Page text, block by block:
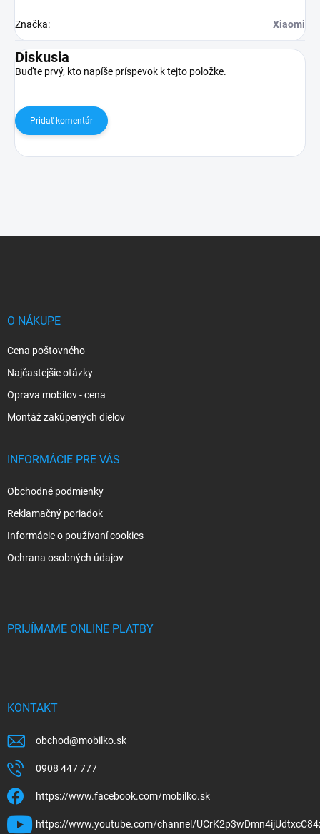
Značka: Xiaomi
Diskusia
Buďte prvý, kto napíše príspevok k tejto položke.
Pridať komentár
O NÁKUPE
Cena poštovného
Najčastejšie otázky
Oprava mobilov - cena
Montáž zakúpených dielov
INFORMÁCIE PRE VÁS
Obchodné podmienky
Reklamačný poriadok
Informácie o používaní cookies
Ochrana osobných údajov
PRIJÍMAME ONLINE PLATBY
KONTAKT
obchod@mobilko.sk
0908 447 777
https://www.facebook.com/mobilko.sk
https://www.youtube.com/channel/